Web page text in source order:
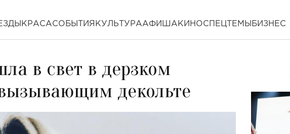
КРАСАСОБЫТИЯ КУЛЬТУРААФИША КИНОСПЕЦТЕМЫ БИЗНЕС
в свет в дерзком
декольте